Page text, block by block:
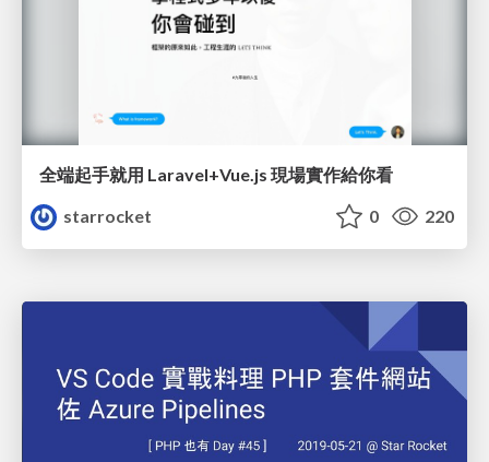
全端起手就用 Laravel+Vue.js 現場實作給你看
starrocket
0 220